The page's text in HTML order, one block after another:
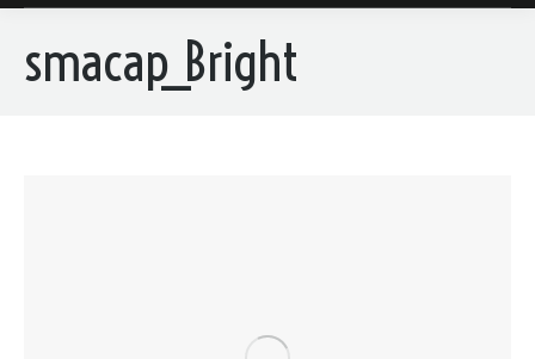
smacap_Bright